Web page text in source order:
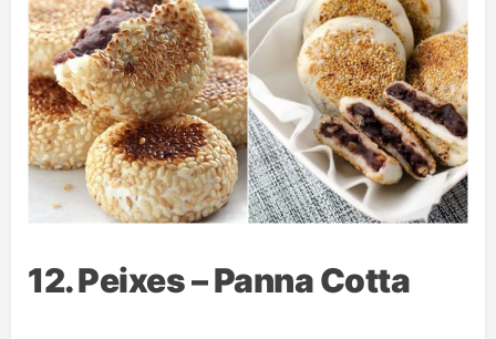
12. Peixes – Panna Cotta